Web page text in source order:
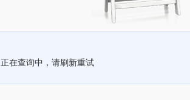
正在查询中，请刷新重试